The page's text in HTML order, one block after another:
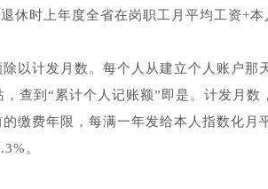
休时上年度全省在岗职工月平均工资+本
以计发月数。每个人从建立个人账户那
查到“累计个人记账额”即是。计发月数
缴费年限，每满一年发给本人指数化月
。